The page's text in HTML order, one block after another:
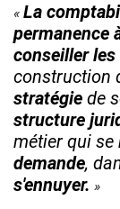
La
permanence
conseiller
construction
stratégie de
structure
métier qui se
demande,
s'ennuyer.